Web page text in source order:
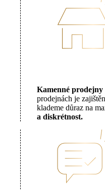
Kamenné prodejny
prodejnách je zajištěn
klademe důraz na
a diskrétnost.